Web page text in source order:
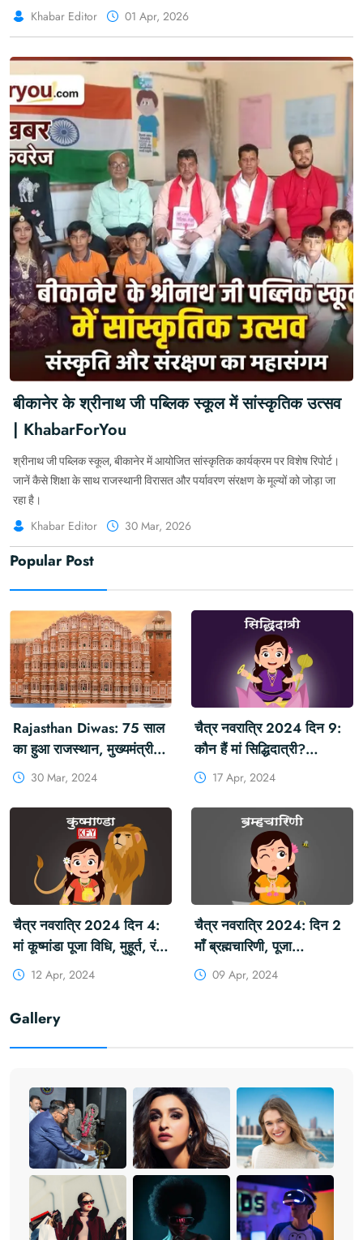
Khabar Editor 01 Apr, 2026
बीकानेर के श्रीनाथ जी पब्लिक स्कूल में सांस्कृतिक उत्सव
| KhabarForYou
श्रीनाथ जी पब्लिक स्कूल, बीकानेर में आयोजित सांस्कृतिक कार्यक्रम पर विशेष रिपोर्ट।
जानें कैसे शिक्षा के साथ राजस्थानी विरासत और पर्यावरण संरक्षण के मूल्यों को जोड़ा जा
रहा है।
Khabar Editor 30 Mar, 2026
Popular Post
Rajasthan Diwas: 75 साल
का हुआ राजस्थान, मुख्यमंत्री
भजन लाल शर्मा ने दी बधाई,
#आपणो_अग्रणी_राजस्थान
#राजस्थान_स्थापना_दिवस
#KFY
#KHABARFORYOU
#KFYNEWS
#KFYSOCIAL
30 Mar, 2024
चैत्र नवरात्रि 2024 दिन 9:
कौन हैं मां सिद्धिदात्री?
रामनवमी पर पूजा विधि, महत्व,
#KFYNEWS
#KHABARFORYOU
#KFYNAVRATRI
#NAVRATRI2024
#NAVRATRIDAY
17 Apr, 2024
चैत्र नवरात्रि 2024 दिन 4:
मां कूष्मांडा पूजा विधि, मुहूर्त, रंग,
भोग, देवी दुर्गा आरती और मंत्र
#KHABARFORYOU
#KFYNAVRATRI
#NAVRATRI2024
12 Apr, 2024
चैत्र नवरात्रि 2024: दिन 2
माँ ब्रह्मचारिणी, पूजा
विधि और महत्व #KFY
09 Apr, 2024
Gallery